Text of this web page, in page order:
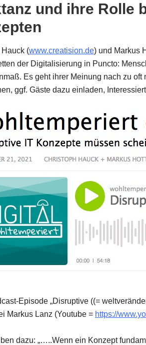
und ihre Rolle
(www.creatision.de) und Markus
der Digitalisierung in Puncto:
Es geht ihrer Meinung nach zu
ggf. Gäste dazu einladen,
Episode „Disruptive ((=
Markus Lanz (Youtube = https://
dazu: „…..Wenn ein Konzept